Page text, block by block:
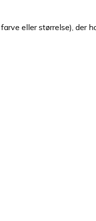
eller størrelse),